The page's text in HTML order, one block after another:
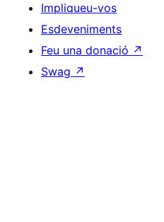
Impliqueu-vos
Esdeveniments
Feu una donació ↗
Swag ↗